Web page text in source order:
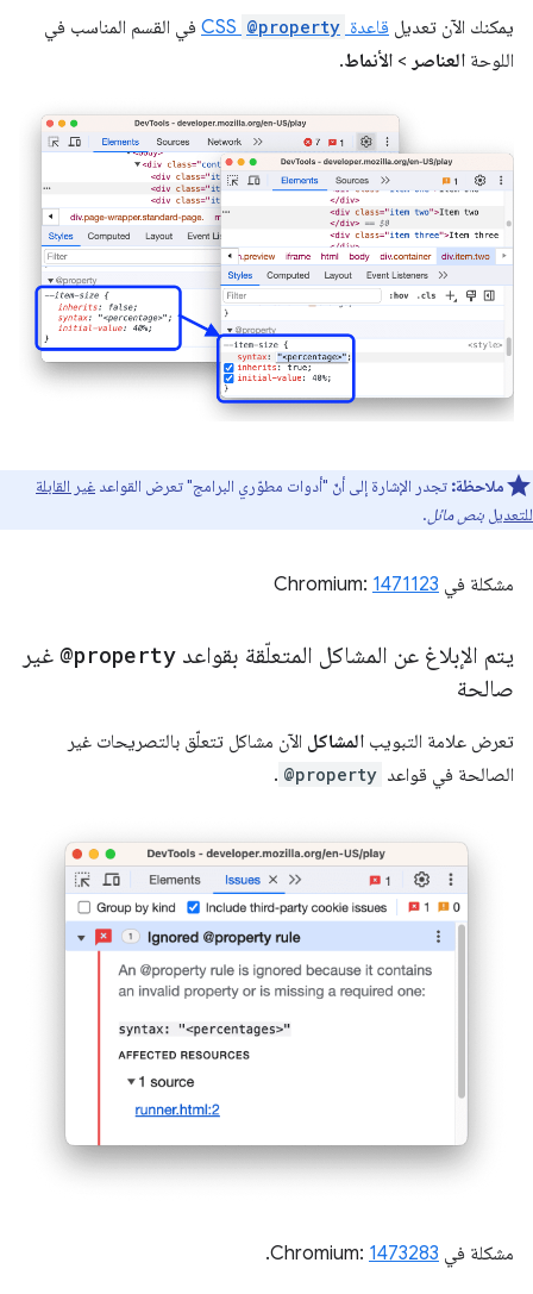
يمكنك الآن تعديل قاعدة @property
في القسم المناسب في
اللوحة العناصر > الأنماط.
ملاحظة: تجدر الإشارة إلى أنّ "أدوات مطوّري البرامج" تعرض القواعد غير القابلة
للتعديل بنص مائل.
مشكلة في Chromium: 1471123
يتم الإبلاغ عن المشاكل المتعلّقة بقواعد @property غير
صالحة
تعرض علامة التبويب المشاكل الآن مشاكل تتعلّق بالتصريحات غير
الصالحة في قواعد @property
.
مشكلة في Chromium: 1473283
.